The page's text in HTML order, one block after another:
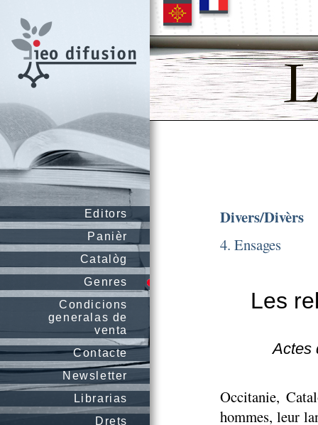
Editors
Panièr
Catalòg
Genres
Condicions
generalas de
venta
Contacte
Newsletter
Librarias
Drets
Divers/Divèrs
4. Ensages
Les
Actes
Occitanie,
hommes, leur